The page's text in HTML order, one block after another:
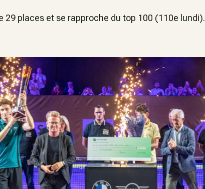
29 places et se rapproche du top 100 (110e lundi).